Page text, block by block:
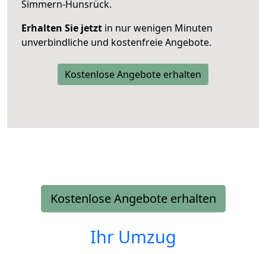
Simmern-Hunsrück.
Erhalten Sie jetzt in nur wenigen Minuten
unverbindliche und kostenfreie Angebote.
Kostenlose Angebote erhalten
Kostenlose Angebote erhalten
Ihr Umzug